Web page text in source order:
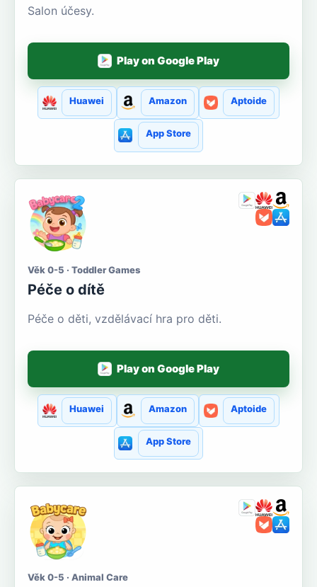
Salon účesy.
Play on Google Play
Huawei Amazon Aptoide
App Store
Věk 0-5 · Toddler Games
Péče o dítě
Péče o děti, vzdělávací hra pro děti.
Play on Google Play
Huawei Amazon Aptoide
App Store
Věk 0-5 · Animal Care